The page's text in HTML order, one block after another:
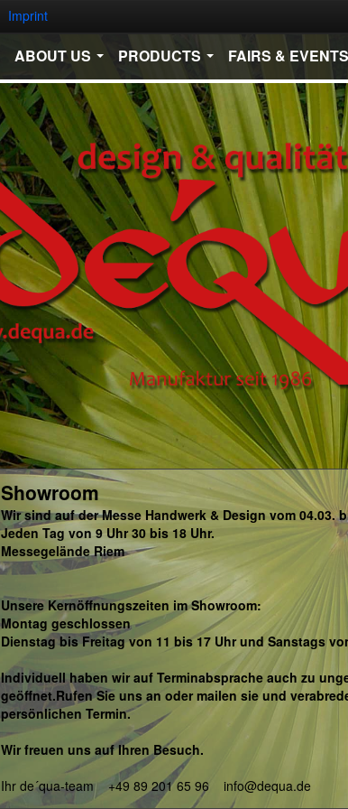
Imprint
ABOUT US PRODUCTS FAIRS & EVENTS
Showroom
Wir sind auf der Messe Handwerk & Design vom 04.03.
Jeden Tag von 9 Uhr 30 bis 18 Uhr.
Messegelände Riem
Unsere Kernöffnungszeiten im Showroom:
Montag geschlossen
Dienstag bis Freitag von 11 bis 17 Uhr und Sanstags
Individuell haben wir auf Terminabsprache auch zu
geöffnet.Rufen Sie uns an oder mailen sie und
persönlichen Termin.
Wir freuen uns auf Ihren Besuch.
Ihr de´qua-team +49 89 201 65 96 info@dequa.de